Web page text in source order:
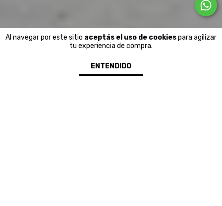
Al navegar por este sitio aceptás el uso de cookiespara agilizar
tu experiencia de compra.
ENTENDIDO
Serigrafías
LÁMINAS & CUADROS